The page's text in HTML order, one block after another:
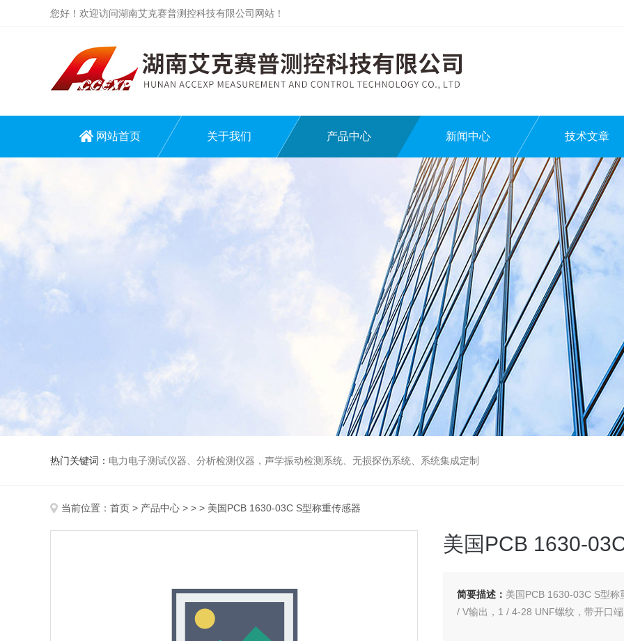
您好！欢迎访问湖南艾克赛普测控科技有限公司网站！
网站首页 关于我们 产品中心 新闻中心 技术文章
热门关键词： 电力电子测试仪器、分析检测仪器，声学振动检测系统、无损探伤系统、系统集成定制
当前位置： 首页 > 产品中心 > > > 美国PCB 1630-03C S型称重传感器
美国PCB 1630-
简要描述： 美国PCB 1630-03C S型
/ V输出，1 / 4-28 UNF螺纹，带开口